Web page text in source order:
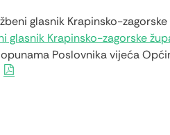
glasnik Krapinsko-
glasnik Krapinsko-zagorske
Poslovnika vijeća